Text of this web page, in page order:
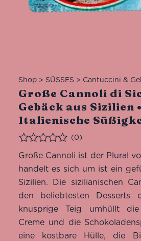
Shop> SÜSSES > Cantuccini &
Große Cannoli di
Gebäck aus Sizilien •
Italienische
Bewertet
(0)
Große Cannoli ist der Plural
handelt es sich um ist ein
Sizilien. Die sizilianischen
den beliebtesten Desserts
knusprige Teig umhüllt
Creme und die
eine kostbare Hülle, die